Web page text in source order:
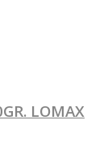
LOMAX